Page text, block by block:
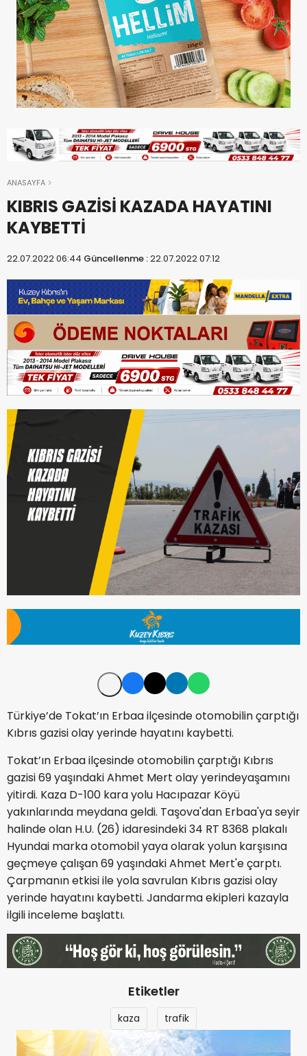
ANASAYFA
KIBRIS GAZİSİ KAZADA HAYATINI
KAYBETTİ
22.07.2022 06:44 Güncellenme :22.07.2022 07:12
Türkiye’de Tokat’ın Erbaa ilçesinde otomobilin çarptığı
Kıbrıs gazisi olay yerinde hayatını kaybetti.
Tokat’ın Erbaa ilçesinde otomobilin çarptığı Kıbrıs
gazisi 69 yaşındaki Ahmet Mert olay yerindeyaşamını
yitirdi. Kaza D-100 kara yolu Hacıpazar Köyü
yakınlarında meydana geldi. Taşova'dan Erbaa'ya seyir
halinde olan H.U. (26) idaresindeki 34 RT 8368 plakalı
Hyundai marka otomobil yaya olarak yolun karşısına
geçmeye çalışan 69 yaşındaki Ahmet Mert'e çarptı.
Çarpmanın etkisi ile yola savrulan Kıbrıs gazisi olay
yerinde hayatını kaybetti. Jandarma ekipleri kazayla
ilgili inceleme başlattı.
Etiketler
kaza trafik